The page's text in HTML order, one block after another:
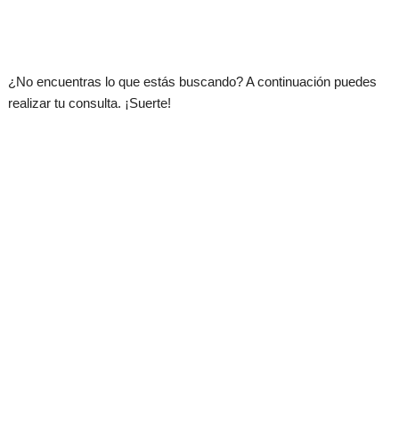
¿No encuentras lo que estás buscando? A continuación puedes
realizar tu consulta. ¡Suerte!